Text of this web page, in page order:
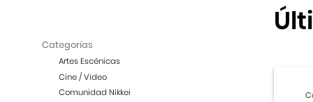
Categorías
Artes Escénicas
Cine / Video
Comunidad Nikkei